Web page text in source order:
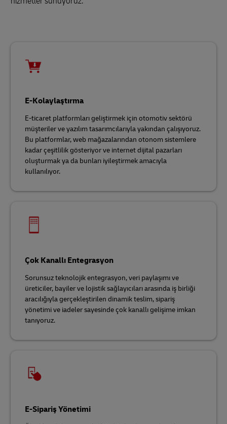
E-Kolaylaştırma
E-ticaret platformları geliştirmek için otomotiv sektörü
müşteriler ve yazılım tasarımcılarıyla yakından çalışıyoruz.
Bu platformlar, web mağazalarından otonom sistemlere
kadar çeşitlilik gösteriyor ve internet dijital pazarları
oluşturmak ya da bunları iyileştirmek amacıyla
kullanılıyor.
Çok Kanallı Entegrasyon
Sorunsuz teknolojik entegrasyon, veri paylaşımı ve
üreticiler, bayiler ve lojistik sağlayıcıları arasında iş birliği
aracılığıyla gerçekleştirilen dinamik teslim, sipariş
yönetimi ve iadeler sayesinde çok kanallı gelişime imkan
tanıyoruz.
E-Sipariş Yönetimi